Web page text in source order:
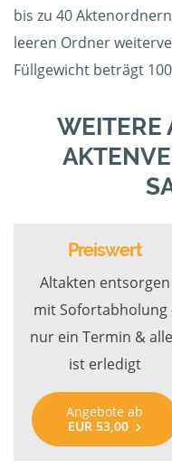
bis zu 40
leeren Ordner
Füllgewicht beträgt
WEITERE
Preiswert
Altakten entsorgen
mit Sofortabholung
nur ein Termin &
ist erledigt
Angebote ab
EUR 53,00